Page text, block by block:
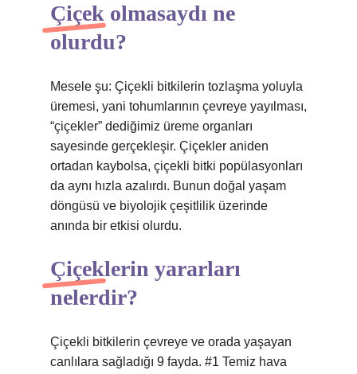
Çiçek olmasaydı ne
olurdu?
Mesele şu: Çiçekli bitkilerin tozlaşma yoluyla
üremesi, yani tohumlarının çevreye yayılması,
“çiçekler” dediğimiz üreme organları
sayesinde gerçekleşir. Çiçekler aniden
ortadan kaybolsa, çiçekli bitki popülasyonları
da aynı hızla azalırdı. Bunun doğal yaşam
döngüsü ve biyolojik çeşitlilik üzerinde
anında bir etkisi olurdu.
Çiçeklerin yararları
nelerdir?
Çiçekli bitkilerin çevreye ve orada yaşayan
canlılara sağladığı 9 fayda. #1 Temiz hava